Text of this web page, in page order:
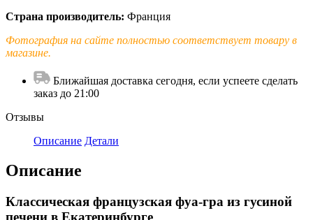
Страна производитель: Франция
Фотография на сайте полностью соответствует товару в
магазине.
Ближайшая доставка сегодня, если успеете сделать
заказ до 21:00
Отзывы
Описание Детали
Описание
Классическая французская фуа-гра из гусиной
печени в Екатеринбурге